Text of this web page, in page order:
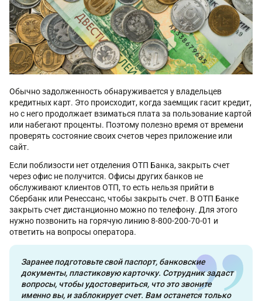
Обычно задолженность обнаруживается у владельцев
кредитных карт. Это происходит, когда заемщик гасит кредит,
но с него продолжает взиматься плата за пользование картой
или набегают проценты. Поэтому полезно время от времени
проверять состояние своих счетов через приложение или
сайт.
Если поблизости нет отделения ОТП Банка, закрыть счет
через офис не получится. Офисы других банков не
обслуживают клиентов ОТП, то есть нельзя прийти в
Сбербанк или Ренессанс, чтобы закрыть счет. В ОТП Банке
закрыть счет дистанционно можно по телефону. Для этого
нужно позвонить на горячую линию 8-800-200-70-01 и
ответить на вопросы оператора.
Заранее подготовьте свой паспорт, банковские
документы, пластиковую карточку. Сотрудник задаст
вопросы, чтобы удостовериться, что это звоните
именно вы, и заблокирует счет. Вам останется только